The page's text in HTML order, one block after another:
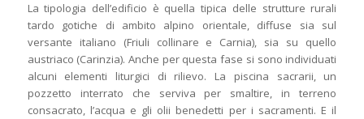
La tipologia dell’edificio è quella tipica delle strutture rurali
tardo gotiche di ambito alpino orientale, diffuse sia sul
versante italiano (Friuli collinare e Carnia), sia su quello
austriaco (Carinzia). Anche per questa fase si sono individuati
alcuni elementi liturgici di rilievo. La piscina sacrarii, un
pozzetto interrato che serviva per smaltire, in terreno
consacrato, l’acqua e gli olii benedetti per i sacramenti. E il